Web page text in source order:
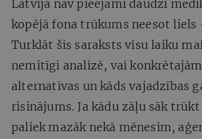
Latvijā nav pieejami daudzi
kopējā fona trūkums neesot
Turklāt šis saraksts visu laiku
nemitīgi analizē, vai
alternatīvas un kāds vajadzības
risinājums. Ja kādu zāļu sāk
paliek mazāk nekā mēnesim,